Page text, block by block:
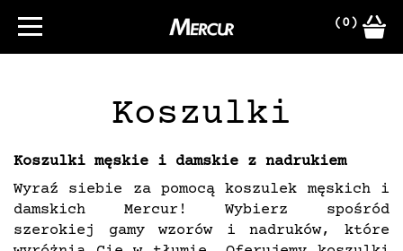
(0)
Koszulki
Koszulki męskie i damskie z nadrukiem
Wyraź siebie za pomocą koszulek męskich i
damskich Mercur! Wybierz spośród
szerokiej gamy wzorów i nadruków, które